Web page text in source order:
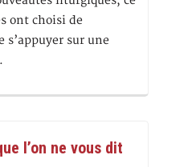
ont choisi de
s’appuyer sur une
l’on ne vous dit